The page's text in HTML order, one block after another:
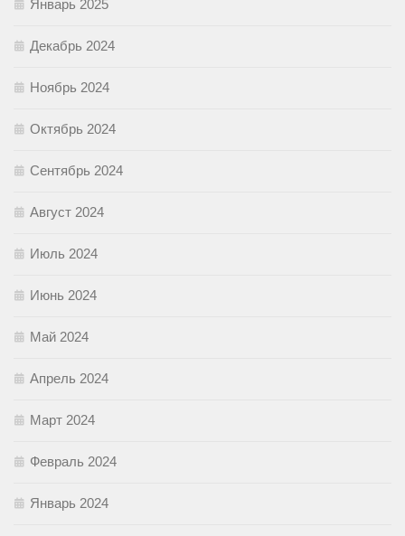
Январь 2025
Декабрь 2024
Ноябрь 2024
Октябрь 2024
Сентябрь 2024
Август 2024
Июль 2024
Июнь 2024
Май 2024
Апрель 2024
Март 2024
Февраль 2024
Январь 2024